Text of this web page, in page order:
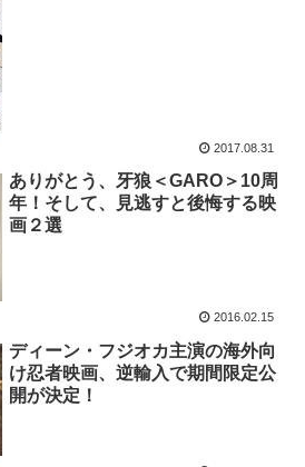
2017.08.31
ありがとう、牙狼＜GARO＞10周
年！そして、見逃すと後悔する映
画２選
2016.02.15
ディーン・フジオカ主演の海外向
け忍者映画、逆輸入で期間限定公
開が決定！